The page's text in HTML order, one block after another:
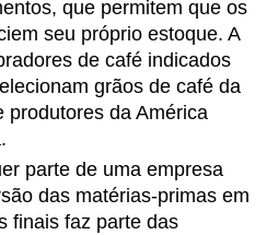
que permitem que os
seu próprio estoque. A
de café indicados
grãos de café da
produtores da América
parte de uma empresa
das matérias-primas em
finais faz parte das